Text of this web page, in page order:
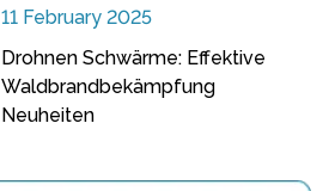
11 February 2025
Drohnen Schwärme: Effektive
Waldbrandbekämpfung
Neuheiten